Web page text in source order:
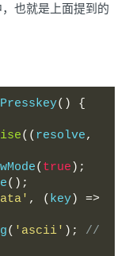
也就是上面提到的
()
{
(( resolve,
( true );
();
, ( key)
=>
( 'ascii' );
//